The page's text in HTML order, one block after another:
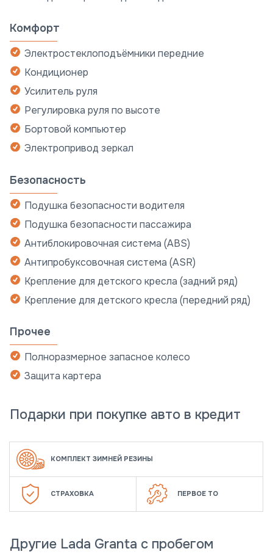
Комфорт
Электростеклоподъёмники передние
Кондиционер
Усилитель руля
Регулировка руля по высоте
Бортовой компьютер
Электропривод зеркал
Безопасность
Подушка безопасности водителя
Подушка безопасности пассажира
Антиблокировочная система (ABS)
Антипробуксовочная система (ASR)
Крепление для детского кресла (задний ряд)
Крепление для детского кресла (передний ряд)
Прочее
Полноразмерное запасное колесо
Защита картера
Подарки при покупке авто в кредит
КОМПЛЕКТ ЗИМНЕЙ РЕЗИНЫ
СТРАХОВКА ПЕРВОЕ ТО
Другие Lada Granta с пробегом